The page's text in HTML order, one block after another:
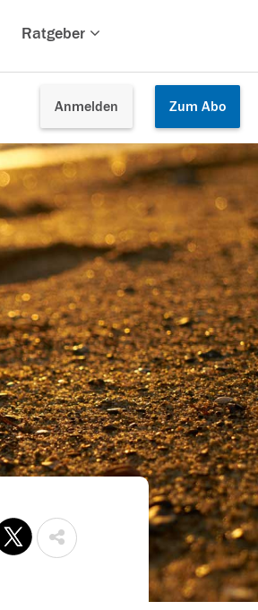
Ratgeber
Anmelden Zum Abo